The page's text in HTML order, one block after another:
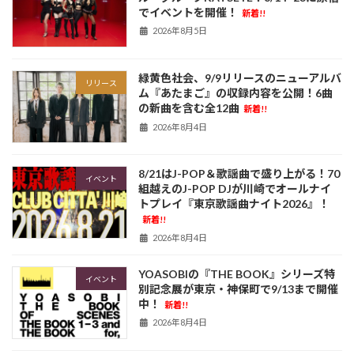
でイベントを開催！
新着!!
2026年8月5日
リリース
緑黄色社会、9/9リリースのニューアルバ
ム『あたまご』の収録内容を公開！6曲
の新曲を含む全12曲 新着!!
2026年8月4日
イベント
8/21はJ-POP＆歌謡曲で盛り上がる！70
組越えのJ-POP DJが川崎でオールナイ
トプレイ『東京歌謡曲ナイト2026』！
新着!!
2026年8月4日
イベント
YOASOBIの『THE BOOK』シリーズ特
別記念展が東京・神保町で9/13まで開催
中！
新着!!
2026年8月4日